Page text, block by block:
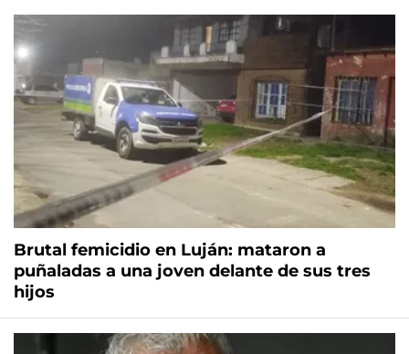
Brutal femicidio en Luján: mataron a
puñaladas a una joven delante de sus tres
hijos